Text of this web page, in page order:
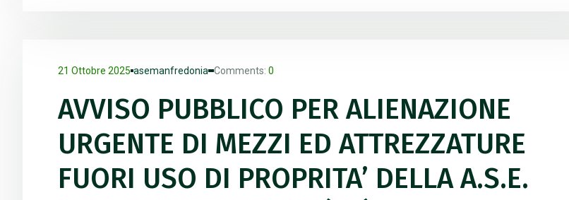
21 Ottobre 2025 asemanfredonia Comments: 0
AVVISO PUBBLICO PER ALIENAZIONE
URGENTE DI MEZZI ED ATTREZZATURE
FUORI USO DI PROPRITA’ DELLA A.S.E.